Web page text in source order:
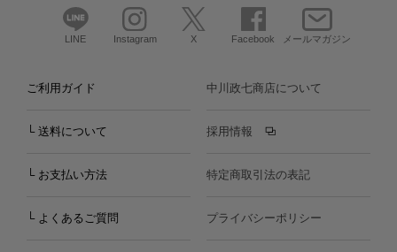
LINE Instagram X Facebook メールマガジン
ご利用ガイド
└ 送料について
└ お支払い方法
└ よくあるご質問
中川政七商店について
採用情報
特定商取引法の表記
プライバシーポリシー